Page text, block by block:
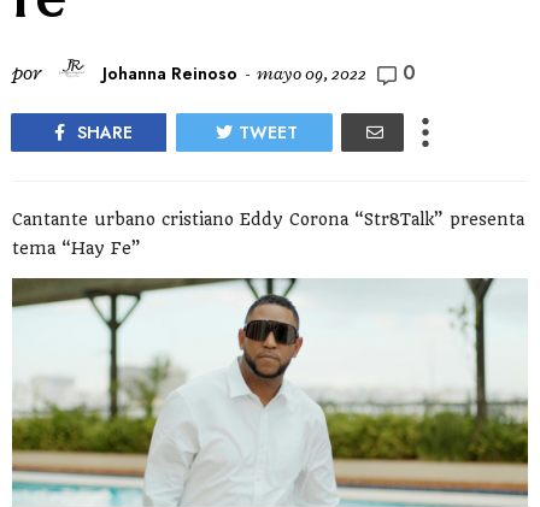
por Johanna Reinoso - mayo 09, 2022 0
SHARE TWEET
Cantante urbano cristiano Eddy Corona “Str8Talk” presenta
tema “Hay Fe”